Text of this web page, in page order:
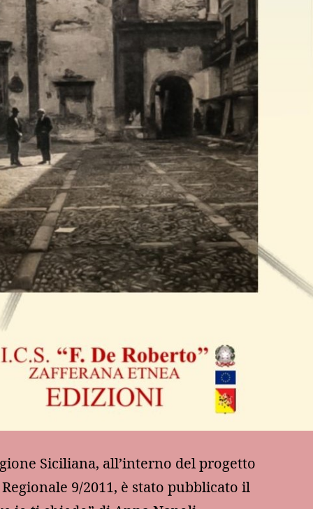
Siciliana, all’interno del progetto
9/2011, è stato pubblicato il